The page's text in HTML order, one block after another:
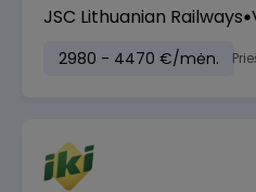
JSC Lithuanian Railways
2980 - 4470 €/mėn.